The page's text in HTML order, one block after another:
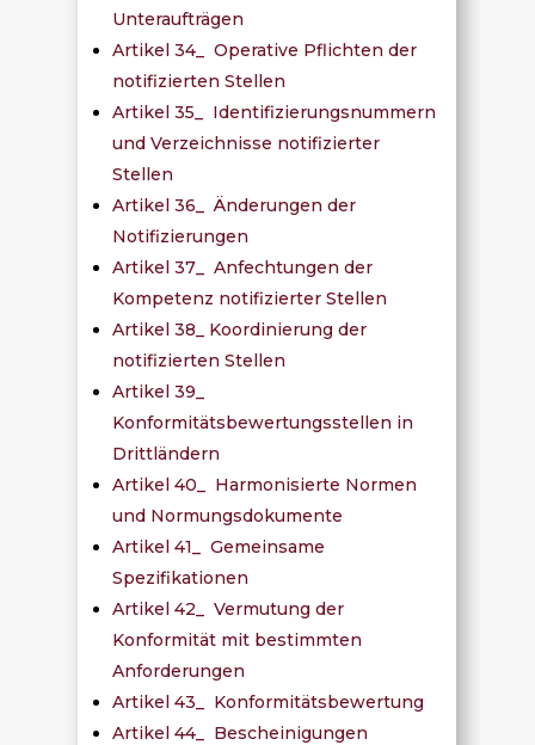
Unteraufträgen
Artikel 34_ Operative Pflichten der
notifizierten Stellen
Artikel 35_ Identifizierungsnummern
und Verzeichnisse notifizierter
Stellen
Artikel 36_ Änderungen der
Notifizierungen
Artikel 37_ Anfechtungen der
Kompetenz notifizierter Stellen
Artikel 38_ Koordinierung der
notifizierten Stellen
Artikel 39_
Konformitätsbewertungsstellen in
Drittländern
Artikel 40_ Harmonisierte Normen
und Normungsdokumente
Artikel 41_ Gemeinsame
Spezifikationen
Artikel 42_ Vermutung der
Konformität mit bestimmten
Anforderungen
Artikel 43_ Konformitätsbewertung
Artikel 44_ Bescheinigungen